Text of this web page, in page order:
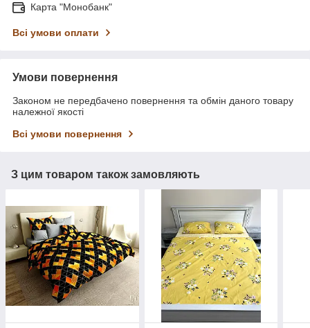
Карта "Монобанк"
Всі умови оплати
Умови повернення
Законом не передбачено повернення та обмін даного товару
належної якості
Всі умови повернення
З цим товаром також замовляють